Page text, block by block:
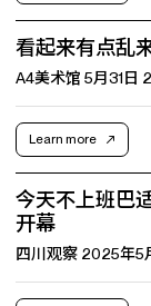
看起来有点乱
A4美术馆 5月31日
Learn more
今天不上班巴
开幕
四川观察 2025年5